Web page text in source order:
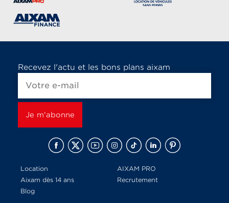
Recevez l'actu et les bons plans aixam
Location
AIXAM PRO
Aixam dès 14 ans
Recrutement
Blog